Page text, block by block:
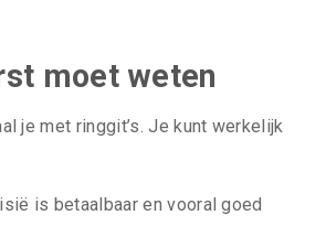
moet weten
je met ringgit’s. Je kunt werkelijk
is betaalbaar en vooral goed